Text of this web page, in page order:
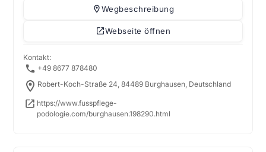
Wegbeschreibung
Webseite öffnen
Kontakt:
+49 8677 878480
Robert-Koch-Straße 24, 84489 Burghausen, Deutschland
https://www.fusspflege-
podologie.com/burghausen.198290.html